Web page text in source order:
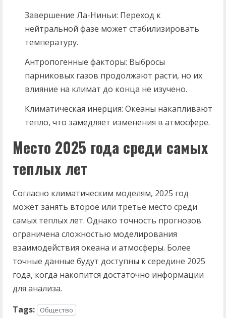
Завершение Ла-Ниньи: Переход к
нейтральной фазе может стабилизировать
температуру.
Антропогенные факторы: Выбросы
парниковых газов продолжают расти, но их
влияние на климат до конца не изучено.
Климатическая инерция: Океаны накапливают
тепло, что замедляет изменения в атмосфере.
Место 2025 года среди самых
теплых лет
Согласно климатическим моделям, 2025 год
может занять второе или третье место среди
самых теплых лет. Однако точность прогнозов
ограничена сложностью моделирования
взаимодействия океана и атмосферы. Более
точные данные будут доступны к середине 2025
года, когда накопится достаточно информации
для анализа.
Tags:
Общество